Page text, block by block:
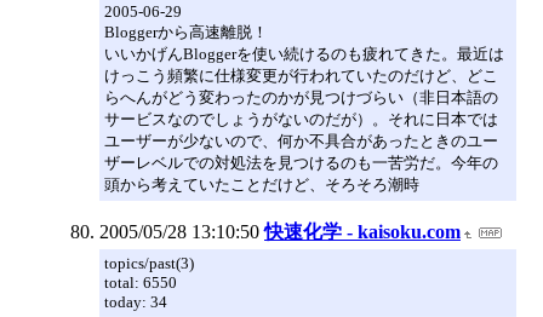
2005-06-29
Bloggerから高速離脱！
いいかげんBloggerを使い続けるのも疲れてきた。最近は
けっこう頻繁に仕様変更が行われていたのだけど、どこ
らへんがどう変わったのかが見つけづらい（非日本語の
サービスなのでしょうがないのだが）。それに日本では
ユーザーが少ないので、何か不具合があったときのユー
ザーレベルでの対処法を見つけるのも一苦労だ。今年の
頭から考えていたことだけど、そろそろ潮時
2005/05/28 13:10:50 快速化学 - kaisoku.com
topics/past(3)
total: 6550
today: 34